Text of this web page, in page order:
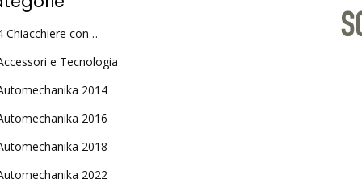
Chiacchiere con…
e Tecnologia
2014
2016
2018
2022